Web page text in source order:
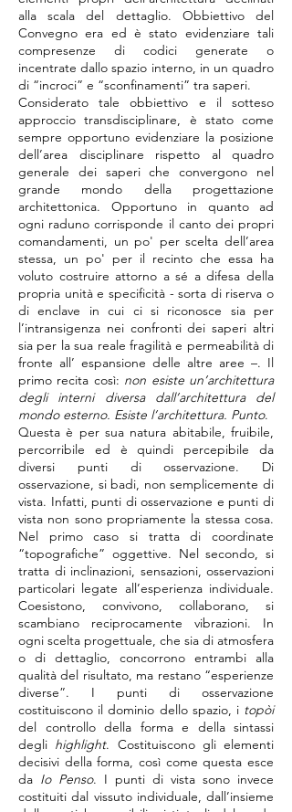
alla scala del dettaglio. Obbiettivo del
Convegno era ed è stato evidenziare tali
compresenze di codici generate o
incentrate dallo spazio interno, in un quadro
di “incroci” e “sconfinamenti” tra saperi.
Considerato tale obbiettivo e il sotteso
approccio transdisciplinare, è stato come
sempre opportuno evidenziare la posizione
dell’area disciplinare rispetto al quadro
generale dei saperi che convergono nel
grande mondo della progettazione
architettonica. Opportuno in quanto ad
ogni raduno corrisponde il canto dei propri
comandamenti, un po' per scelta dell’area
stessa, un po' per il recinto che essa ha
voluto costruire attorno a sé a difesa della
propria unità e specificità - sorta di riserva o
di enclave in cui ci si riconosce sia per
l’intransigenza nei confronti dei saperi altri
sia per la sua reale fragilità e permeabilità di
fronte all’ espansione delle altre aree –. Il
primo recita così: non esiste un’architettura
degli interni diversa dall’architettura del
mondo esterno. Esiste l’architettura. Punto.
Questa è per sua natura abitabile, fruibile,
percorribile ed è quindi percepibile da
diversi punti di osservazione. Di
osservazione, si badi, non semplicemente di
vista. Infatti, punti di osservazione e punti di
vista non sono propriamente la stessa cosa.
Nel primo caso si tratta di coordinate
“topografiche” oggettive. Nel secondo, si
tratta di inclinazioni, sensazioni, osservazioni
particolari legate all’esperienza individuale.
Coesistono, convivono, collaborano, si
scambiano reciprocamente vibrazioni. In
ogni scelta progettuale, che sia di atmosfera
o di dettaglio, concorrono entrambi alla
qualità del risultato, ma restano “esperienze
diverse”. I punti di osservazione
costituiscono il dominio dello spazio, i topòi
del controllo della forma e della sintassi
degli highlight. Costituiscono gli elementi
decisivi della forma, così come questa esce
da Io Penso. I punti di vista sono invece
costituiti dal vissuto individuale, dall’insieme